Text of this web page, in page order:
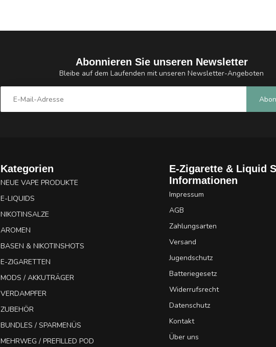
Abonnieren Sie unseren Newsletter
Bleibe auf dem Laufenden mit unseren Newsletter-Angeboten
Kategorien
NEUE VAPE PRODUKTE
E-LIQUIDS
NIKOTINSALZE
AROMEN
BASEN & NIKOTINSHOTS
E-ZIGARETTEN
MODS / AKKUTRÄGER
VERDAMPFER
ZUBEHÖR
BUNDLES / SPARMENÜS
MEHRWEG / PREFILLED POD
E-Zigarette & Liquid
Informationen
Impressum
AGB
Zahlungsarten
Versand
Jugendschutz
Batteriegesetz
Widerrufsrecht
Datenschutz
Kontakt
Über uns